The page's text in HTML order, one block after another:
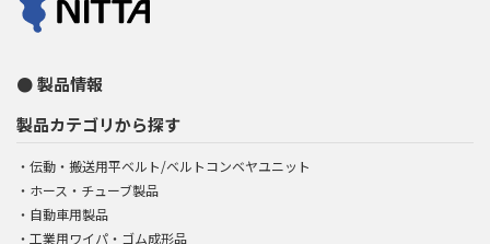
製品情報
製品カテゴリから探す
伝動・搬送用平ベルト/ベルトコンベヤユニット
ホース・チューブ製品
自動車用製品
工業用ワイパ・ゴム成形品